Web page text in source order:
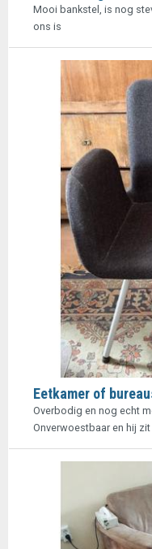
Mooi bankstel, is nog
ons is
Eetkamer of
Overbodig en nog echt
Onverwoestbaar en hij zit